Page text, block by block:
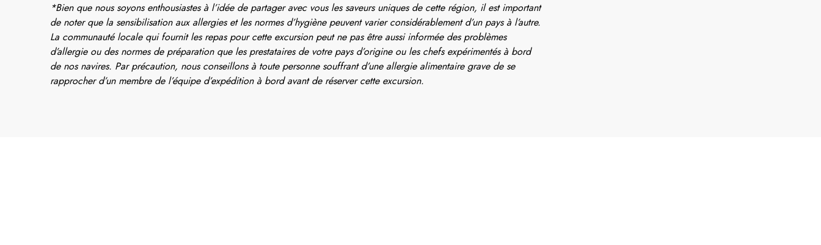
*Bien que nous soyons enthousiastes à l’idée de partager avec vous les saveurs uniques de cette région, il est important
de noter que la sensibilisation aux allergies et les normes d’hygiène peuvent varier considérablement d’un pays à l’autre.
La communauté locale qui fournit les repas pour cette excursion peut ne pas être aussi informée des problèmes
d’allergie ou des normes de préparation que les prestataires de votre pays d’origine ou les chefs expérimentés à bord
de nos navires. Par précaution, nous conseillons à toute personne souffrant d’une allergie alimentaire grave de se
rapprocher d’un membre de l’équipe d’expédition à bord avant de réserver cette excursion.